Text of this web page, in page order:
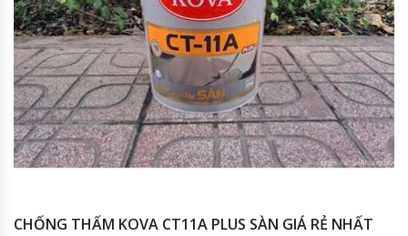
CHỐNG THẤM KOVA CT11A PLUS SÀN GIÁ RẺ NHẤT